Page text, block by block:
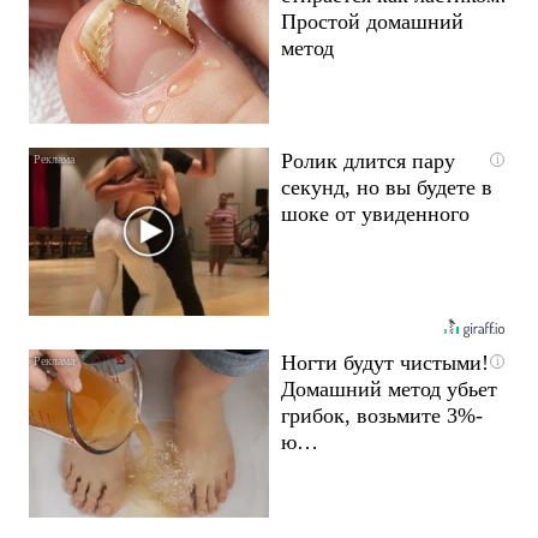
Простой домашний
метод
i
Ролик длится пару
секунд, но вы будете в
шоке от увиденного
i
Ногти будут чистыми!
Домашний метод убьет
грибок, возьмите 3%-
ю…